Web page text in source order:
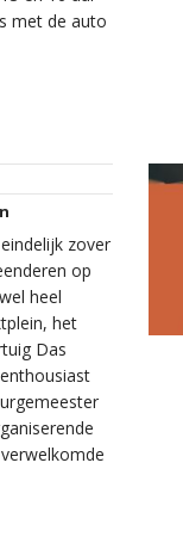
met de auto
zover
op
heel
het
Das